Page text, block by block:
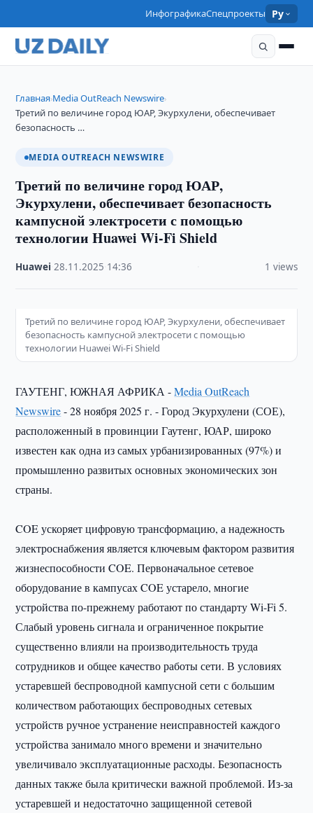
ИнфографикаСпецпроекты Ру
Главная›Media OutReach Newswire›
Третий по величине город ЮАР, Экурхулени, обеспечивает
безопасность …
MEDIA OUTREACH NEWSWIRE
Третий по величине город ЮАР,
Экурхулени, обеспечивает безопасность
кампусной электросети с помощью
технологии Huawei Wi-Fi Shield
Huawei ·28.11.2025 14:36 1 views
Третий по величине город ЮАР, Экурхулени, обеспечивает
безопасность кампусной электросети с помощью
технологии Huawei Wi-Fi Shield
ГАУТЕНГ, ЮЖНАЯ АФРИКА -Media OutReach
Newswire- 28 ноября 2025 г. - Город Экурхулени (СОЕ),
расположенный в провинции Гаутенг, ЮАР, широко
известен как одна из самых урбанизированных (97%) и
промышленно развитых основных экономических зон
страны.
COE ускоряет цифровую трансформацию, а надежность
электроснабжения является ключевым фактором развития
жизнеспособности COE. Первоначальное сетевое
оборудование в кампусах COE устарело, многие
устройства по-прежнему работают по стандарту Wi-Fi 5.
Слабый уровень сигнала и ограниченное покрытие
существенно влияли на производительность труда
сотрудников и общее качество работы сети. В условиях
устаревшей беспроводной кампусной сети с большим
количеством работающих беспроводных сетевых
устройств ручное устранение неисправностей каждого
устройства занимало много времени и значительно
увеличивало эксплуатационные расходы. Безопасность
данных также была критически важной проблемой. Из-за
устаревшей и недостаточно защищенной сетевой